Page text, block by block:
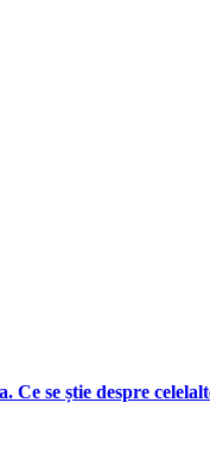
se știe despre